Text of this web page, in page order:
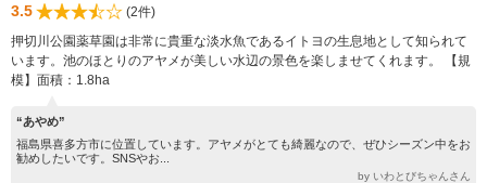
3.5
(2件)
押切川公園薬草園は非常に貴重な淡水魚であるイトヨの生息地として知られて
います。池のほとりのアヤメが美しい水辺の景色を楽しませてくれます。 【規
模】面積：1.8ha
“あやめ”
福島県喜多方市に位置しています。アヤメがとても綺麗なので、ぜひシーズン中をお
勧めしたいです。SNSやお...
by いわとびちゃんさん